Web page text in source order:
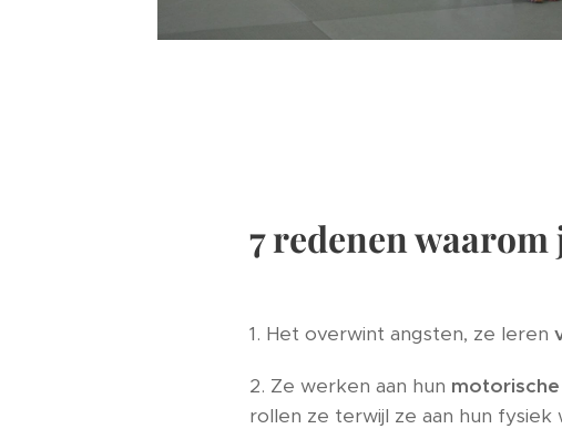
7 redenen
1. Het overwint angsten, ze leren
2. Ze werken aan hun
rollen ze terwijl ze aan hun fysiek